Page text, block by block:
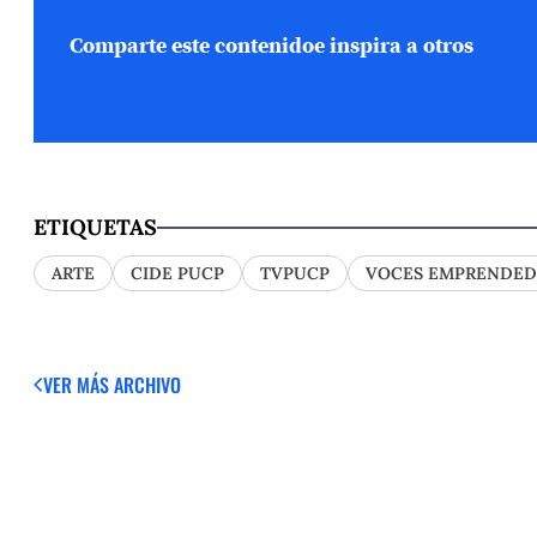
Comparte este contenidoe inspira a otros
ETIQUETAS
ARTE CIDE PUCP TVPUCP VOCES
VER MÁSARCHIVO